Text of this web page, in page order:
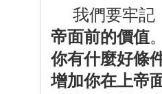
我們要牢記
帝面前的價值
你有什麼好條
增加你在上帝